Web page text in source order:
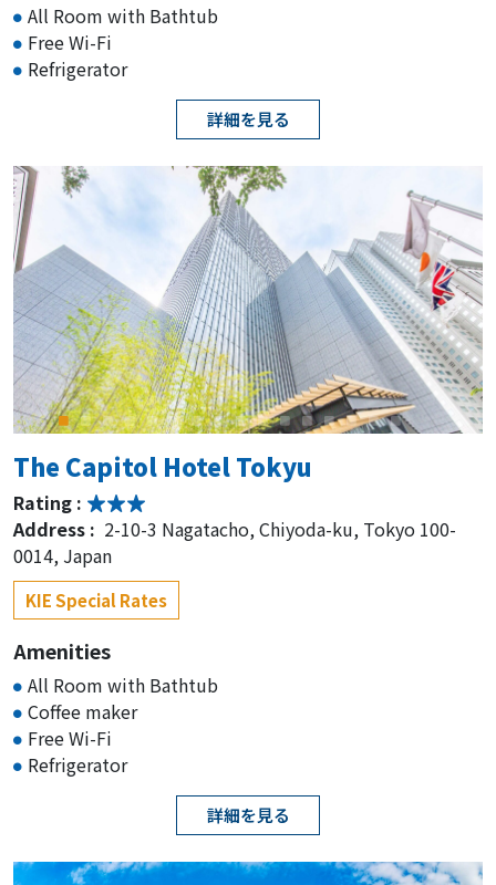
All Room with Bathtub
Free Wi-Fi
Refrigerator
詳細を見る
The Capitol Hotel Tokyu
Rating :
Address : 2-10-3 Nagatacho, Chiyoda-ku, Tokyo 100-
0014, Japan
KIE Special Rates
Amenities
All Room with Bathtub
Coffee maker
Free Wi-Fi
Refrigerator
詳細を見る